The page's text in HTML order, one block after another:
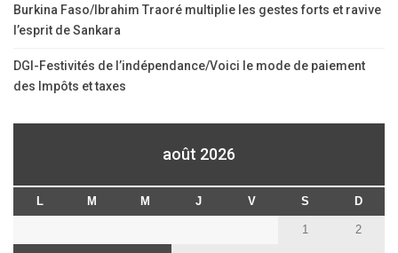
Burkina Faso/Ibrahim Traoré multiplie les gestes forts et ravive
l’esprit de Sankara
DGI-Festivités de l’indépendance/Voici le mode de paiement
des Impôts et taxes
août 2026
L M M J V S D
1 2